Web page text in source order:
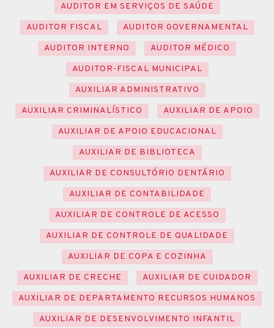
AUDITOR EM SERVIÇOS DE SAÚDE
AUDITOR FISCAL
AUDITOR GOVERNAMENTAL
AUDITOR INTERNO
AUDITOR MÉDICO
AUDITOR-FISCAL MUNICIPAL
AUXILIAR ADMINISTRATIVO
AUXILIAR CRIMINALÍSTICO
AUXILIAR DE APOIO
AUXILIAR DE APOIO EDUCACIONAL
AUXILIAR DE BIBLIOTECA
AUXILIAR DE CONSULTÓRIO DENTÁRIO
AUXILIAR DE CONTABILIDADE
AUXILIAR DE CONTROLE DE ACESSO
AUXILIAR DE CONTROLE DE QUALIDADE
AUXILIAR DE COPA E COZINHA
AUXILIAR DE CRECHE
AUXILIAR DE CUIDADOR
AUXILIAR DE DEPARTAMENTO RECURSOS HUMANOS
AUXILIAR DE DESENVOLVIMENTO INFANTIL